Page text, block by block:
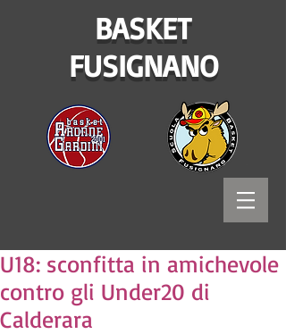
BASKET
FUSIGNANO
U18: sconfitta in amichevole
contro gli Under20 di
Calderara